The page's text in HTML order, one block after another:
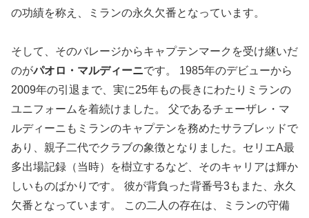
の功績を称え、ミランの永久欠番となっています。
そして、そのバレージからキャプテンマークを受け継いだ
のがパオロ・マルディーニです。 1985年のデビューから
2009年の引退まで、実に25年もの長きにわたりミランの
ユニフォームを着続けました。 父であるチェーザレ・マ
ルディーニもミランのキャプテンを務めたサラブレッドで
あり、親子二代でクラブの象徴となりました。セリエA最
多出場記録（当時）を樹立するなど、そのキャリアは輝か
しいものばかりです。 彼が背負った背番号3もまた、永久
欠番となっています。 この二人の存在は、ミランの守備